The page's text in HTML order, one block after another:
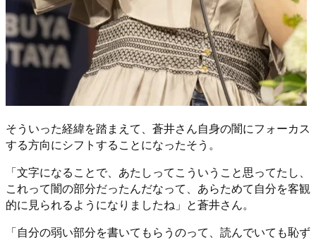
そういった経緯を踏まえて、蒼井さん自身の闇にフォーカス
する方向にシフトすることになったそう。
「文字になることで、あたしってこういうこと思ってたし、
これって闇の部分だったんだなって、あらためて自分を客観
的に見られるようになりましたね」と蒼井さん。
「自分の弱い部分を書いてもらうのって、読んでいても恥ず